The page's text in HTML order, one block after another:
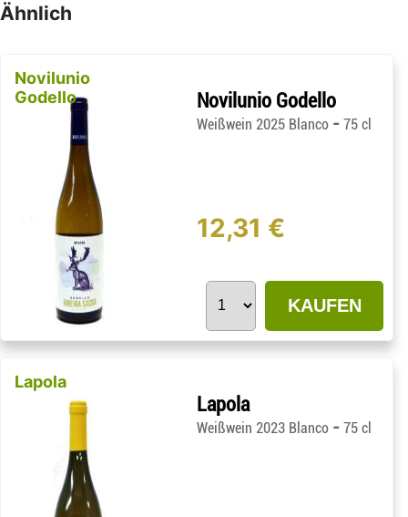
Ähnlich
Novilunio
Godello
Novilunio Godello
Weißwein 2025 Blanco -75 cl
12,31 €
KAUFEN
Lapola
Lapola
Weißwein 2023 Blanco -75 cl